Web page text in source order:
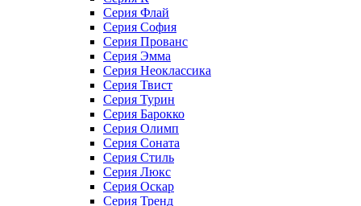
Серия Флай
Серия София
Серия Прованс
Серия Эмма
Серия Неоклассика
Серия Твист
Серия Турин
Серия Барокко
Серия Олимп
Серия Соната
Серия Стиль
Серия Люкс
Серия Оскар
Серия Тренд